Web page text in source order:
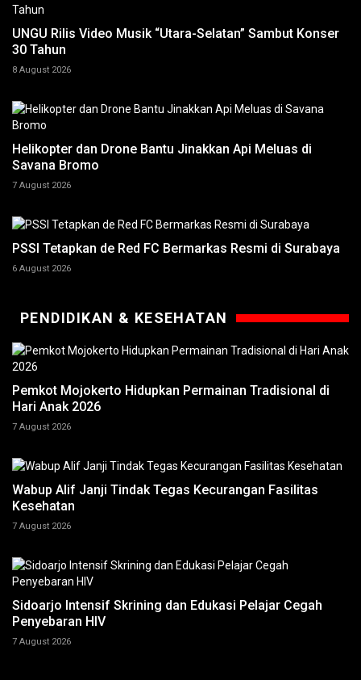
UNGU Rilis Video Musik “Utara-Selatan” Sambut Konser
30 Tahun
8 August 2026
Helikopter dan Drone Bantu Jinakkan Api Meluas di
Savana Bromo
7 August 2026
PSSI Tetapkan de Red FC Bermarkas Resmi di Surabaya
6 August 2026
PENDIDIKAN & KESEHATAN
Pemkot Mojokerto Hidupkan Permainan Tradisional di
Hari Anak 2026
7 August 2026
Wabup Alif Janji Tindak Tegas Kecurangan Fasilitas
Kesehatan
7 August 2026
Sidoarjo Intensif Skrining dan Edukasi Pelajar Cegah
Penyebaran HIV
7 August 2026